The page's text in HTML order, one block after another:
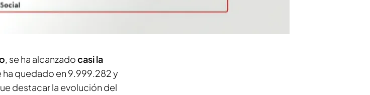
da aún más importancia a
, se ha alcanzadocasi la
quedado en 9.999.282 y
destacar la evolución del